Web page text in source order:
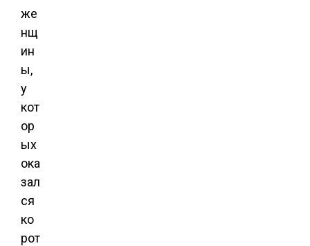
же
нщ
ин
ы,
у
кот
ор
ых
ока
зал
ся
ко
рот